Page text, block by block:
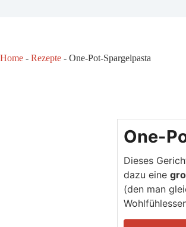
Home - Rezepte - One-Pot-Spargelpasta
One-
Dieses
dazu eine
(den man